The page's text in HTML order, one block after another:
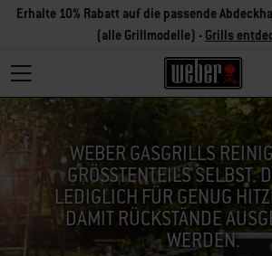
Erhalte 10% Rabatt auf die passende
(alle Grillmodelle) - Grills
WEBER GASGRILLS
GRÖSSTENTEILS SELBST.
EDIGLICH FÜR GENUG HITZE
AMIT RÜCKSTÄNDE
ERDEN.